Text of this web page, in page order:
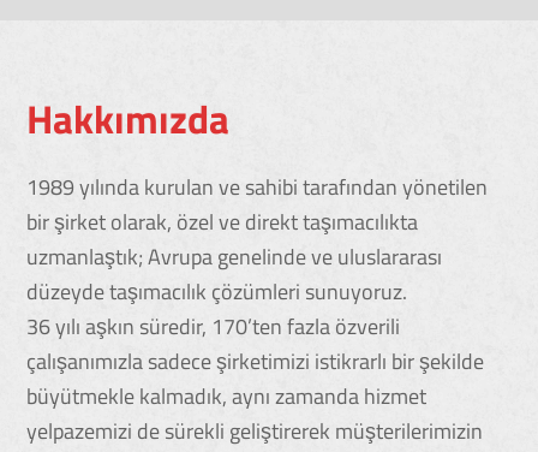
Hakkımızda
1989 yılında kurulan ve sahibi tarafından yönetilen
bir şirket olarak, özel ve direkt taşımacılıkta
uzmanlaştık; Avrupa genelinde ve uluslararası
düzeyde taşımacılık çözümleri sunuyoruz.
36 yılı aşkın süredir, 170’ten fazla özverili
çalışanımızla sadece şirketimizi istikrarlı bir şekilde
büyütmekle kalmadık, aynı zamanda hizmet
yelpazemizi de sürekli geliştirerek müşterilerimizin